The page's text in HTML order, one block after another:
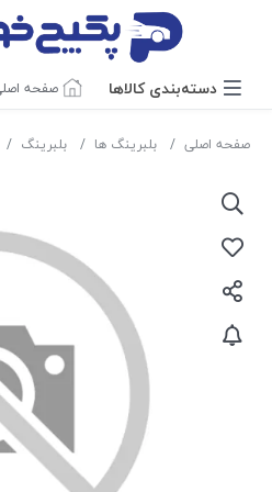
دسته‌بندی‌ کالاها صفحه
صفحه اصلی بلبرینگ ها بلبرینگ